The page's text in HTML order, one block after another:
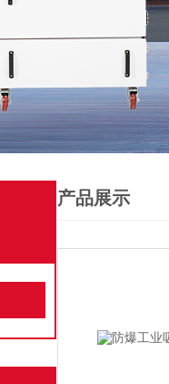
产品展示